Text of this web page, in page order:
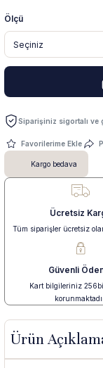
Ölçü
Siparişiniz sigortalı ve
Kargo bedava
Ücretsiz
Tüm siparişler ücretsiz
Güvenli
Kart bilgileriniz
Ürün